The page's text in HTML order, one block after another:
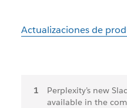
Actualizaciones de
Notas
Perplexity’s new
available in the